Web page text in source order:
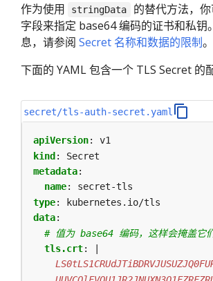
作为使用
stringData 的替代方法，
字段来指定 base64 编码的证书和私钥
息，请参阅 Secret 名称和数据的限制。
下面的 YAML 包含一个 TLS Secret 的
secret/tls-auth-secret.yaml
apiVersion:
v1
kind :
Secret
metadata:
name:
secret-tls
type:
kubernetes.io/tls
data:
# 值为 base64 编码，这样会掩盖它
tls.crt: